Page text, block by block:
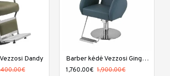
DIR Bello
Dandy Barber kėdė Vezzosi Gingerman
1,760.00€ 1,900.00€